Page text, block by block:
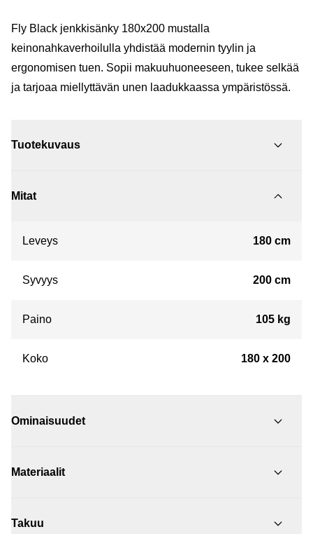
Fly Black jenkkisänky 180x200 mustalla
keinonahkaverhoilulla yhdistää modernin tyylin ja
ergonomisen tuen. Sopii makuuhuoneeseen, tukee selkää
ja tarjoaa miellyttävän unen laadukkaassa ympäristössä.
Tuotekuvaus
Mitat
Leveys 180 cm
Syvyys 200 cm
Paino 105 kg
Koko 180 x 200
Ominaisuudet
Materiaalit
Takuu